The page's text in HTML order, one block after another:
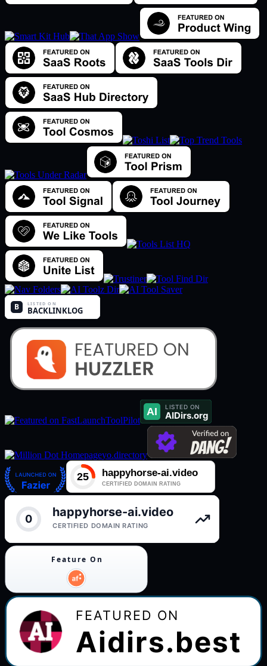
ToolPilot
yo.directory